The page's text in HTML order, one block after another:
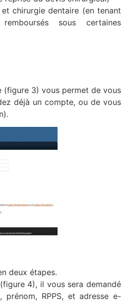
chirurgie dentaire (en tenant
sous certaines
(figure 3) vous permet de vous
déjà un compte, ou de vous
deux étapes.
4), il vous sera demandé
prénom, RPPS, et adresse e-